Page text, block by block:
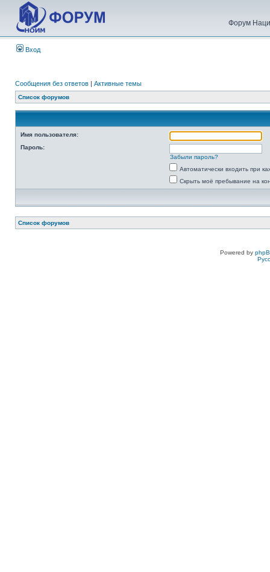
Форум
Вход
Сообщения без ответов | Активные темы
Список форумов
Имя пользователя:
Пароль:
Забыли пароль?
Автоматически входить при
Скрыть моё пребывание на
Список форумов
Powered by